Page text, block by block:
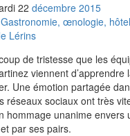
22 décembre 2015
Gastronomie, œnologie,
Lérins
de tristesse que les
viennent d’apprendre
Une émotion partagée
réseaux sociaux ont très
hommage unanime envers
par ses pairs.